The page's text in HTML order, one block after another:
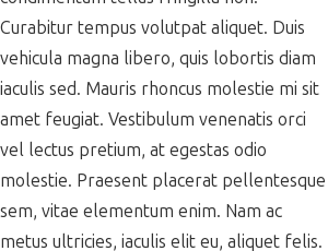
Curabitur tempus volutpat aliquet. Duis
vehicula magna libero, quis lobortis diam
iaculis sed. Mauris rhoncus molestie mi sit
amet feugiat. Vestibulum venenatis orci
vel lectus pretium, at egestas odio
molestie. Praesent placerat pellentesque
sem, vitae elementum enim. Nam ac
metus ultricies, iaculis elit eu, aliquet felis.